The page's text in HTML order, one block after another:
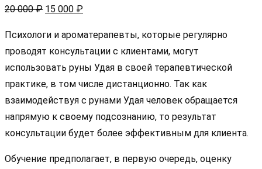
20 000₽ Первоначальная
составляла
20
000 ₽.
15 000 ₽Текущая
15
000 ₽.
Психологи и ароматерапевты, которые регулярно
проводят консультации с клиентами, могут
использовать руны Удая в своей терапевтической
практике, в том числе дистанционно. Так как
взаимодействуя с рунами Удая человек обращается
напрямую к своему подсознанию, то результат
консультации будет более эффективным для клиента.
Обучение предполагает, в первую очередь, оценку